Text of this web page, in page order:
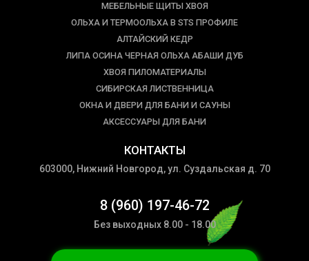
МЕБЕЛЬНЫЕ ЩИТЫ ХВОЯ
ОЛЬХА И ТЕРМООЛЬХА В STS ПРОФИЛЕ
АЛТАЙСКИЙ КЕДР
ЛИПА ОСИНА ЧЕРНАЯ ОЛЬХА АБАШИ ДУБ
ХВОЯ ПИЛОМАТЕРИАЛЫ
СИБИРСКАЯ ЛИСТВЕННИЦА
ОКНА И ДВЕРИ ДЛЯ БАНИ И САУНЫ
АКСЕССУАРЫ ДЛЯ БАНИ
КОНТАКТЫ
603000, Нижний Новгород, ул. Суздальская д. 70
8 (960) 197-46-72
Без выходных 8.00 - 18.00